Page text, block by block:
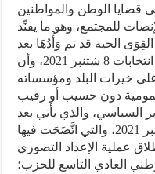
قضايا الوطن والمواطنين
للمجتمع، وهو ما يفنِّد
الحية قد تم وَأْدُهَا بعد
الانتكاسة الديمقراطية التي كرستها انتخابات 8 شتنبر 2021، وأن
على خيرات البلد ومؤسساته
السياسي، والذي يأتي بعد
أزيد من سنتين من انتخابات 08 شتنبر 2021، والتي اتَّضَحَت فيها
عملية الإعداد التصوري
العادي التاسع للحزب؛